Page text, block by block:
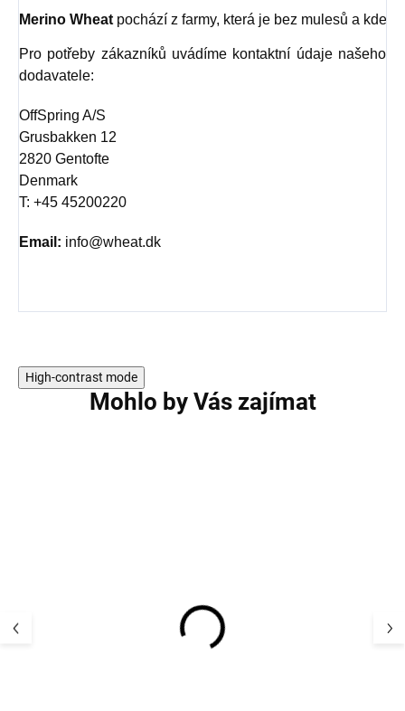
Merino Wheat pochází z farmy, která je bez mulesů a kde
Pro potřeby zákazníků uvádíme kontaktní údaje našeho
dodavatele:
OffSpring A/S
Grusbakken 12
2820 Gentofte
Denmark
T: +45 45200220
Email: info@wheat.dk
High-contrast mode
Mohlo by Vás zajímat